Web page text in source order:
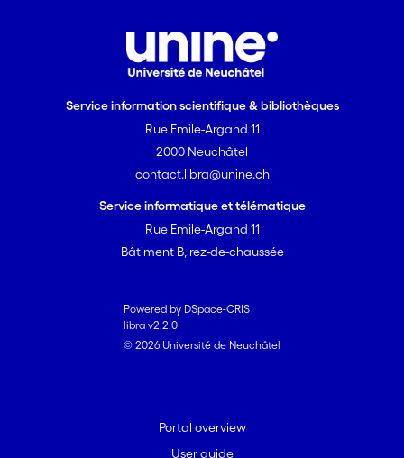
Service information scientifique & bibliothèques
Rue Emile-Argand 11
2000 Neuchâtel
contact.libra@unine.ch
Service informatique et télématique
Rue Emile-Argand 11
Bâtiment B, rez-de-chaussée
Powered by DSpace-CRIS
libra v2.2.0
© 2026 Université de Neuchâtel
Portal overview
User guide